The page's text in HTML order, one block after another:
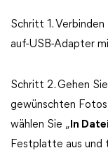
Schritt 1.
auf-USB-Adapter
Schritt 2. Gehen
gewünschten
wählen Sie „ In
Festplatte aus und